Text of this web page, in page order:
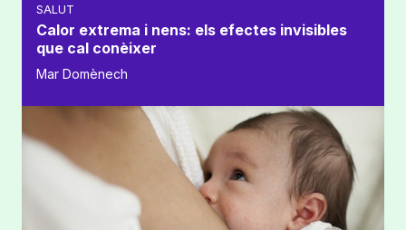
SALUT
Calor extrema i nens: els efectes invisibles
que cal conèixer
Mar Domènech